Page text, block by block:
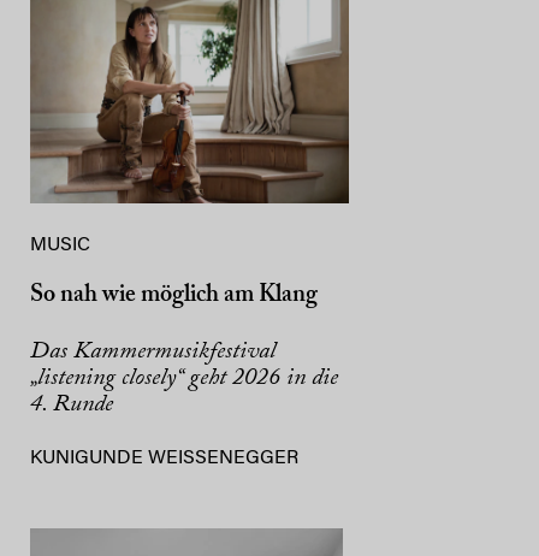
MUSIC
So nah wie möglich am Klang
Das Kammermusikfestival
„listening closely“ geht 2026 in die
4. Runde
KUNIGUNDE WEISSENEGGER